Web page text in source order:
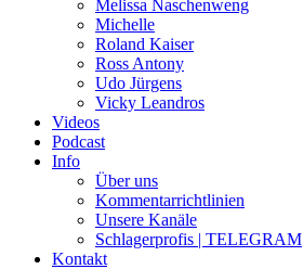
Melissa Naschenweng
Michelle
Roland Kaiser
Ross Antony
Udo Jürgens
Vicky Leandros
Videos
Podcast
Info
Über uns
Kommentarrichtlinien
Unsere Kanäle
Schlagerprofis | TELEGRAM
Kontakt